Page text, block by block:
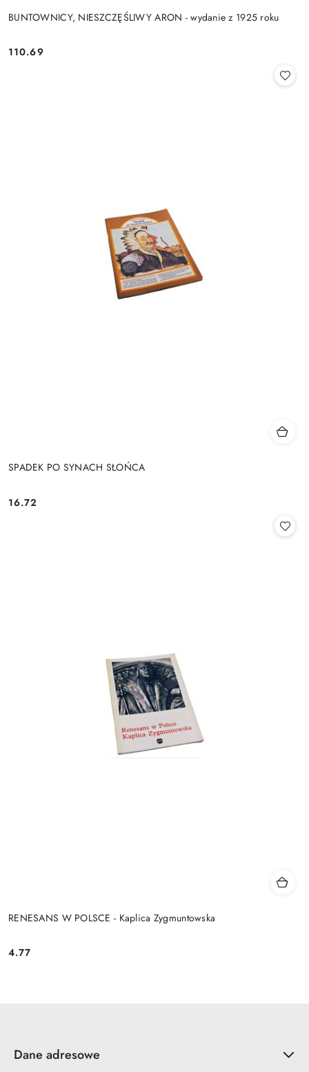
BUNTOWNICY, NIESZCZĘŚLIWY ARON - wydanie z 1925 roku
Cena:
110.69
SPADEK PO SYNACH SŁOŃCA
Cena:
16.72
RENESANS W POLSCE - Kaplica Zygmuntowska
Cena:
4.77
Dane adresowe